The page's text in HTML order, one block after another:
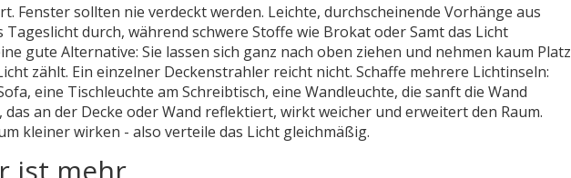
Fenster sollten nie verdeckt werden. Leichte, durchscheinende Vorhänge aus
Tageslicht durch, während schwere Stoffe wie Brokat oder Samt das Licht
gute Alternative: Sie lassen sich ganz nach oben ziehen und nehmen kaum Platz
zählt. Ein einzelner Deckenstrahler reicht nicht. Schaffe mehrere Lichtinseln:
eine Tischleuchte am Schreibtisch, eine Wandleuchte, die sanft die Wand
an der Decke oder Wand reflektiert, wirkt weicher und erweitert den Raum.
kleiner wirken - also verteile das Licht gleichmäßig.
ist mehr